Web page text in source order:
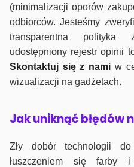
(minimalizacji oporów
odbiorców. Jesteśmy
transparentna polityka
udostępniony rejestr opinii
Skontaktuj się z nami w
wizualizacji na gadżetach.
Jak uniknąć błędów
Zły dobór technologii
łuszczeniem się farby